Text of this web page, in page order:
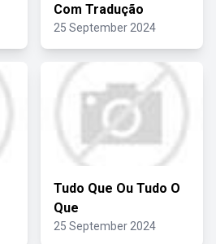
Com Tradução
25 September 2024
Tudo Que Ou Tudo O
Que
25 September 2024